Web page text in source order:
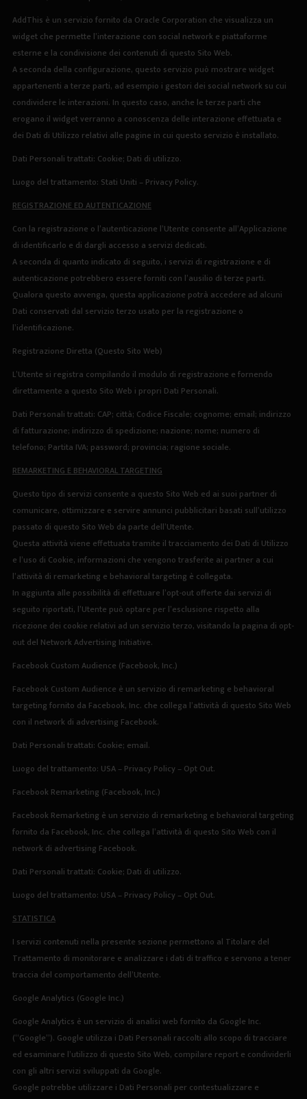
AddThis è un servizio fornito da Oracle Corporation che visualizza un
widget che permette l’interazione con social network e piattaforme
esterne e la condivisione dei contenuti di questo Sito Web.
A seconda della configurazione, questo servizio può mostrare widget
appartenenti a terze parti, ad esempio i gestori dei social network su cui
condividere le interazioni. In questo caso, anche le terze parti che
erogano il widget verranno a conoscenza delle interazione effettuata e
dei Dati di Utilizzo relativi alle pagine in cui questo servizio è installato.
Dati Personali trattati: Cookie; Dati di utilizzo.
Luogo del trattamento: Stati Uniti – Privacy Policy.
REGISTRAZIONE ED AUTENTICAZIONE
Con la registrazione o l’autenticazione l’Utente consente all’Applicazione
di identificarlo e di dargli accesso a servizi dedicati.
A seconda di quanto indicato di seguito, i servizi di registrazione e di
autenticazione potrebbero essere forniti con l’ausilio di terze parti.
Qualora questo avvenga, questa applicazione potrà accedere ad alcuni
Dati conservati dal servizio terzo usato per la registrazione o
l’identificazione.
Registrazione Diretta (Questo Sito Web)
L’Utente si registra compilando il modulo di registrazione e fornendo
direttamente a questo Sito Web i propri Dati Personali.
Dati Personali trattati: CAP; città; Codice Fiscale; cognome; email; indirizzo
di fatturazione; indirizzo di spedizione; nazione; nome; numero di
telefono; Partita IVA; password; provincia; ragione sociale.
REMARKETING E BEHAVIORAL TARGETING
Questo tipo di servizi consente a questo Sito Web ed ai suoi partner di
comunicare, ottimizzare e servire annunci pubblicitari basati sull’utilizzo
passato di questo Sito Web da parte dell’Utente.
Questa attività viene effettuata tramite il tracciamento dei Dati di Utilizzo
e l’uso di Cookie, informazioni che vengono trasferite ai partner a cui
l’attività di remarketing e behavioral targeting è collegata.
In aggiunta alle possibilità di effettuare l’opt-out offerte dai servizi di
seguito riportati, l’Utente può optare per l’esclusione rispetto alla
ricezione dei cookie relativi ad un servizio terzo, visitando la pagina di opt-
out del Network Advertising Initiative.
Facebook Custom Audience (Facebook, Inc.)
Facebook Custom Audience è un servizio di remarketing e behavioral
targeting fornito da Facebook, Inc. che collega l’attività di questo Sito Web
con il network di advertising Facebook.
Dati Personali trattati: Cookie; email.
Luogo del trattamento: USA – Privacy Policy– Opt Out.
Facebook Remarketing (Facebook, Inc.)
Facebook Remarketing è un servizio di remarketing e behavioral targeting
fornito da Facebook, Inc. che collega l’attività di questo Sito Web con il
network di advertising Facebook.
Dati Personali trattati: Cookie; Dati di utilizzo.
Luogo del trattamento: USA – Privacy Policy– Opt Out.
STATISTICA
I servizi contenuti nella presente sezione permettono al Titolare del
Trattamento di monitorare e analizzare i dati di traffico e servono a tener
traccia del comportamento dell’Utente.
Google Analytics (Google Inc.)
Google Analytics è un servizio di analisi web fornito da Google Inc.
(“Google”). Google utilizza i Dati Personali raccolti allo scopo di tracciare
ed esaminare l’utilizzo di questo Sito Web, compilare report e condividerli
con gli altri servizi sviluppati da Google.
Google potrebbe utilizzare i Dati Personali per contestualizzare e